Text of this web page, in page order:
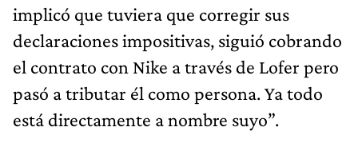
implicó que tuviera que corregir sus
declaraciones impositivas, siguió cobrando
el contrato con Nike a través de Lofer pero
pasó a tributar él como persona. Ya todo
está directamente a nombre suyo”.